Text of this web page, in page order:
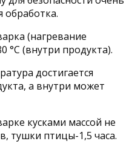
обработка.
(нагревание
°С (внутри продукта).
достигается
а внутри может
кусками массой не
тушки птицы-1,5 часа.